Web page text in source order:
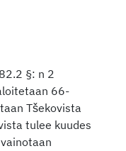
§: n 2
66-
Tšekovista
tulee kuudes